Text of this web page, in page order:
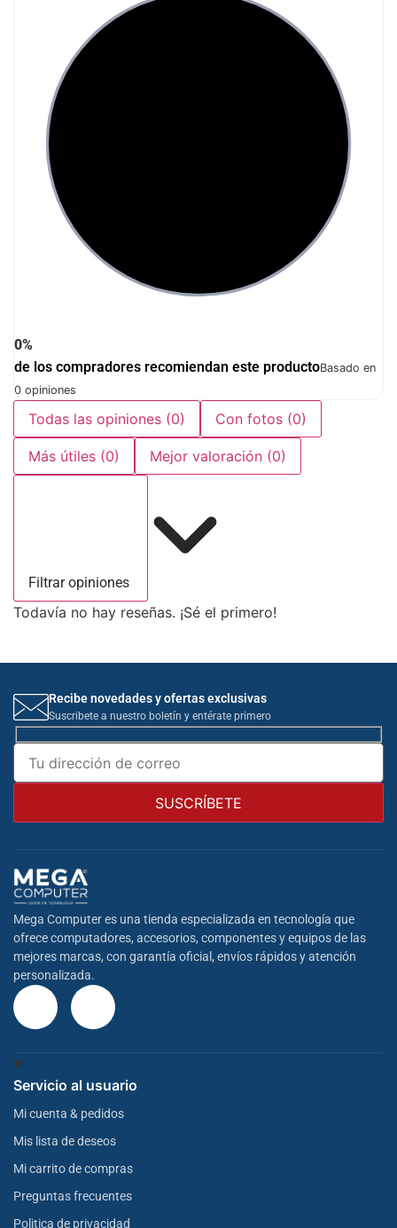
0%
de los compradores recomiendan este productoBasado en
0 opiniones
Todas las opiniones (0) Con fotos (0)
Más útiles (0) Mejor valoración (0)
Filtrar opiniones
Todavía no hay reseñas. ¡Sé el primero!
Recibe novedades y ofertas exclusivas
Suscribete a nuestro boletín y entérate primero
Mega Computer es una tienda especializada en tecnología que
ofrece computadores, accesorios, componentes y equipos de las
mejores marcas, con garantía oficial, envíos rápidos y atención
personalizada.
Servicio al usuario
Mi cuenta & pedidos
Mis lista de deseos
Mi carrito de compras
Preguntas frecuentes
Politica de privacidad